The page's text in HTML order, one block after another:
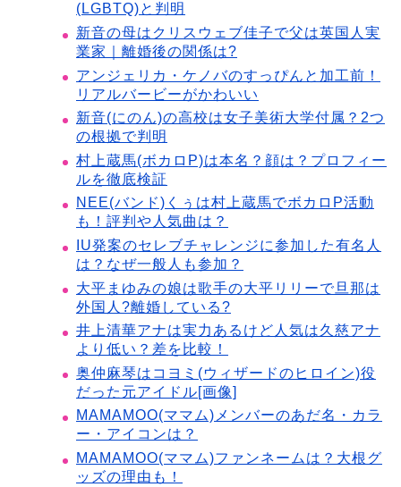
(LGBTQ)と判明
新音の母はクリスウェブ佳子で父は英国人実
業家｜離婚後の関係は?
アンジェリカ・ケノバのすっぴんと加工前！
リアルバービーがかわいい
新音(にのん)の高校は女子美術大学付属？2つ
の根拠で判明
村上蔵馬(ボカロP)は本名？顔は？プロフィー
ルを徹底検証
NEE(バンド)くぅは村上蔵馬でボカロP活動
も！評判や人気曲は？
IU発案のセレブチャレンジに参加した有名人
は？なぜ一般人も参加？
大平まゆみの娘は歌手の大平リリーで旦那は
外国人?離婚している?
井上清華アナは実力あるけど人気は久慈アナ
より低い？差を比較！
奥仲麻琴はコヨミ(ウィザードのヒロイン)役
だった元アイドル[画像]
MAMAMOO(ママム)メンバーのあだ名・カラ
ー・アイコンは？
MAMAMOO(ママム)ファンネームは？大根グ
ッズの理由も！